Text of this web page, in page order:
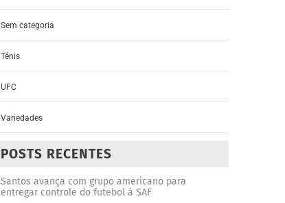
Sem categoria
Tênis
UFC
Variedades
POSTS RECENTES
Santos avança com grupo americano para
entregar controle do futebol à SAF